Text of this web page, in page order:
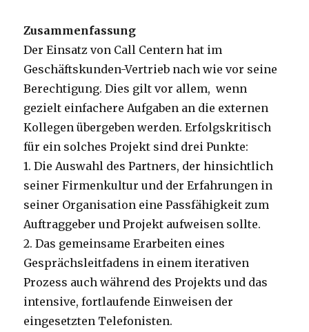
Zusammenfassung
Der Einsatz von Call Centern hat im
Geschäftskunden-Vertrieb nach wie vor seine
Berechtigung. Dies gilt vor allem, wenn
gezielt einfachere Aufgaben an die externen
Kollegen übergeben werden. Erfolgskritisch
für ein solches Projekt sind drei Punkte:
1. Die Auswahl des Partners, der hinsichtlich
seiner Firmenkultur und der Erfahrungen in
seiner Organisation eine Passfähigkeit zum
Auftraggeber und Projekt aufweisen sollte.
2. Das gemeinsame Erarbeiten eines
Gesprächsleitfadens in einem iterativen
Prozess auch während des Projekts und das
intensive, fortlaufende Einweisen der
eingesetzten Telefonisten.